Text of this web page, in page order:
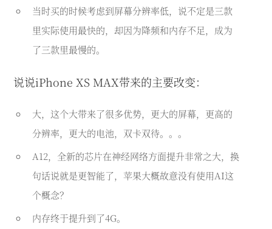
当时买的时候考虑到屏幕分辨率低，说不定是三款
里实际使用最快的，却因为降频和内存不足，成为
了三款里最慢的。
说说iPhone XS MAX带来的主要改变：
大，这个大带来了很多优势，更大的屏幕，更高的
分辨率，更大的电池，双卡双待。。。
A12，全新的芯片在神经网络方面提升非常之大，换
句话说就是更智能了，苹果大概故意没有使用AI这
个概念？
内存终于提升到了4G。